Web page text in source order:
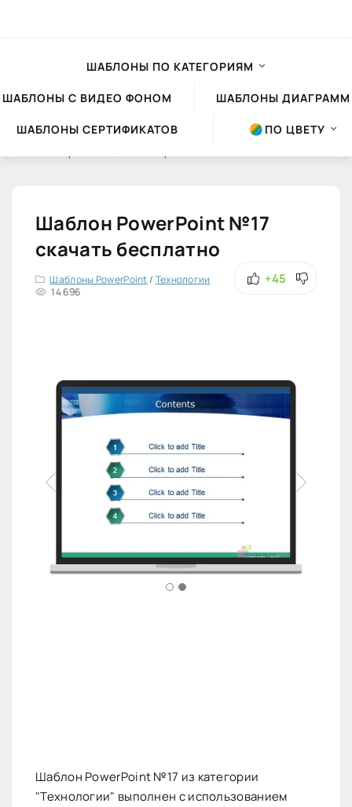
ШАБЛОНЫ ПО КАТЕГОРИЯМ
ШАБЛОНЫ С ВИДЕО ФОНОМ ШАБЛОНЫ ДИАГРАММ
ШАБЛОНЫ СЕРТИФИКАТОВ ПО ЦВЕТУ
Шаблон PowerPoint №17
скачать бесплатно
+45
Шаблоны PowerPoint/ Технологии
14 696
Шаблон PowerPoint №17 из категории
"Технологии" выполнен с использованием